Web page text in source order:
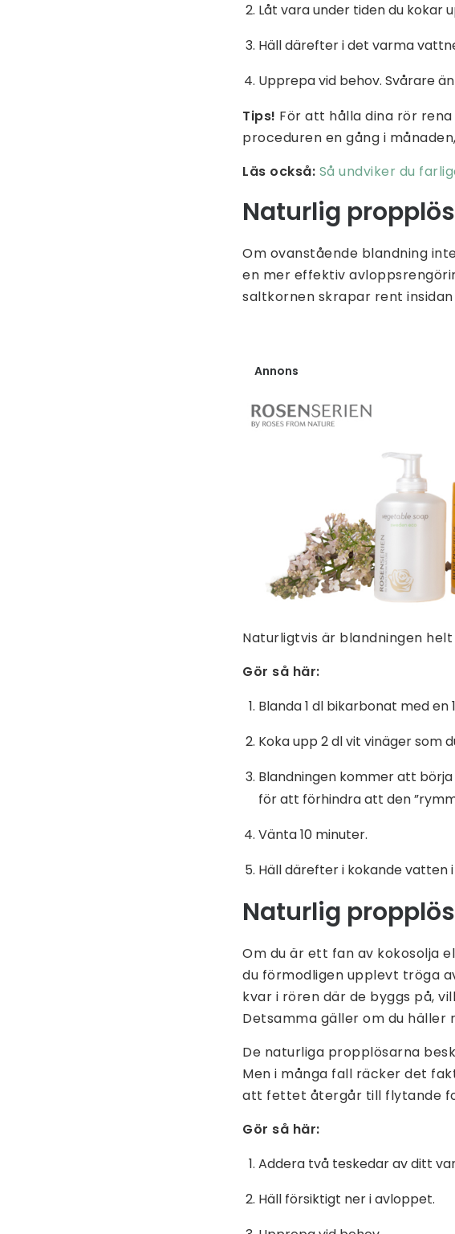
Låt vara under tiden du kokar
Häll därefter i det varma
Upprepa vid behov. Svårare
Tips! För att hålla dina rör
proceduren en gång i
Läs också: Så undviker du
Naturlig
Om ovanstående blandning
en mer effektiv
saltkornen skrapar rent
Annons
Naturligtvis är blandningen
Gör så här:
Blanda 1 dl bikarbonat med en
Koka upp 2 dl vit vinäger som
Blandningen kommer att
för att förhindra att den
Vänta 10 minuter.
Häll därefter i kokande vatten
Naturlig
Om du är ett fan av kokosolja
du förmodligen upplevt tröga
kvar i rören där de byggs på,
Detsamma gäller om du
De naturliga propplösarna
Men i många fall räcker det
att fettet återgår till flytande
Gör så här:
Addera två teskedar av ditt
Häll försiktigt ner i avloppet.